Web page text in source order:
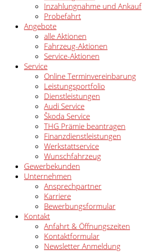
Inzahlungnahme und Ankauf
Probefahrt
Angebote
alle Aktionen
Fahrzeug-Aktionen
Service-Aktionen
Service
Online Terminvereinbarung
Leistungsportfolio
Dienstleistungen
Audi Service
Škoda Service
THG Prämie beantragen
Finanzdienstleistungen
Werkstattservice
Wunschfahrzeug
Gewerbekunden
Unternehmen
Ansprechpartner
Karriere
Bewerbungsformular
Kontakt
Anfahrt & Öffnungszeiten
Kontaktformular
Newsletter Anmeldung